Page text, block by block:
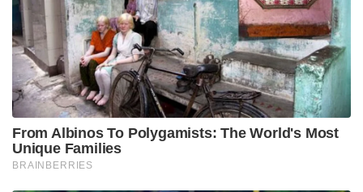
From Albinos To Polygamists: The World's Most
Unique Families
BRAINBERRIES